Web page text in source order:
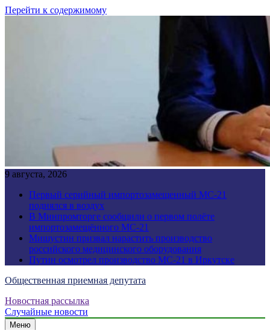
Перейти к содержимому
9 августа, 2026
Первый серийный импортозамещенный МС-21
поднялся в воздух
В Минпромторге сообщили о первом полёте
импортозамещённого МС-21
Мишустин призвал нарастить производство
российского медицинского оборудования
Путин осмотрел производство МС-21 в Иркутске
Общественная приемная депутата
Новостная рассылка
Случайные новости
Меню